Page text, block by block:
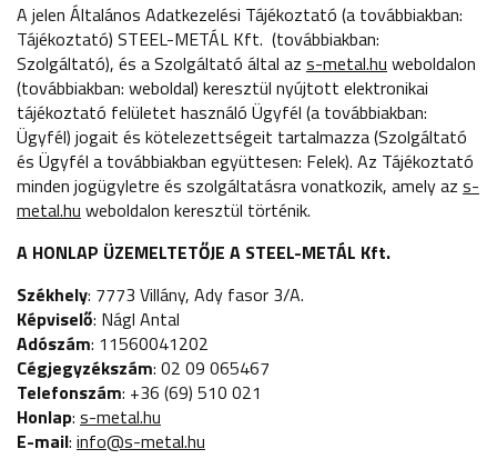
A jelen Általános Adatkezelési Tájékoztató (a továbbiakban:
Tájékoztató) STEEL-METÁL Kft. (továbbiakban:
Szolgáltató), és a Szolgáltató által az s-metal.hu weboldalon
(továbbiakban: weboldal) keresztül nyújtott elektronikai
tájékoztató felületet használó Ügyfél (a továbbiakban:
Ügyfél) jogait és kötelezettségeit tartalmazza (Szolgáltató
és Ügyfél a továbbiakban együttesen: Felek). Az Tájékoztató
minden jogügyletre és szolgáltatásra vonatkozik, amely az s-
metal.hu weboldalon keresztül történik.
A HONLAP ÜZEMELTETŐJE A STEEL-METÁL Kft.
Székhely: 7773 Villány, Ady fasor 3/A.
Képviselő: Nágl Antal
Adószám: 11560041202
Cégjegyzékszám: 02 09 065467
Telefonszám: +36 (69) 510 021
Honlap: s-metal.hu
E-mail: info@s-metal.hu